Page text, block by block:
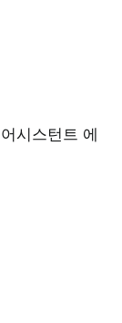
시스턴트 에